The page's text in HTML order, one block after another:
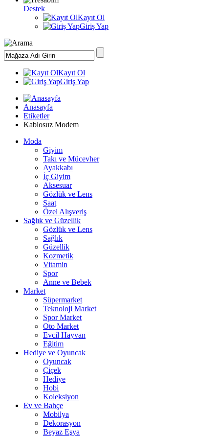
Destek
Kayıt Ol
Giriş Yap
Kayıt Ol
Giriş Yap
Anasayfa
Etiketler
Kablosuz Modem
Moda
Giyim
Takı ve Mücevher
Ayakkabı
İç Giyim
Aksesuar
Gözlük ve Lens
Saat
Özel Alışveriş
Sağlık ve Güzellik
Gözlük ve Lens
Sağlık
Güzellik
Kozmetik
Vitamin
Spor
Anne ve Bebek
Market
Süpermarket
Teknoloji Market
Spor Market
Oto Market
Evcil Hayvan
Eğitim
Hediye ve Oyuncak
Oyuncak
Çiçek
Hediye
Hobi
Koleksiyon
Ev ve Bahçe
Mobilya
Dekorasyon
Beyaz Eşya